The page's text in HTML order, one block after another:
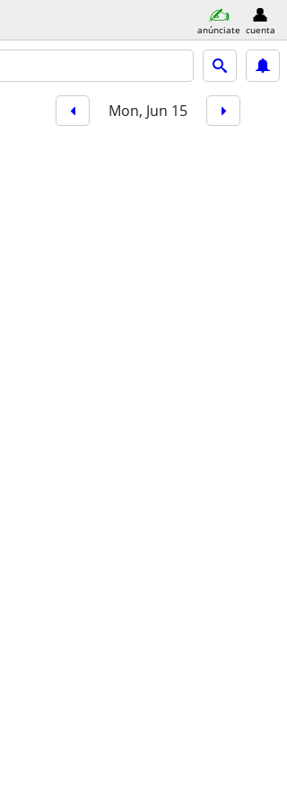
anúnciate cuenta
Mon, Jun 15